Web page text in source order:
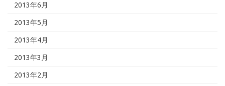
2013年6月
2013年5月
2013年4月
2013年3月
2013年2月